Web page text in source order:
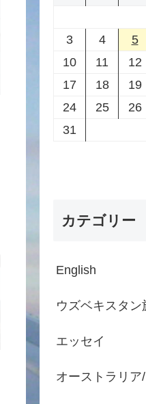
3
4 5
10
11 12
17
18 19
24
25 26
31
カテゴリー
English
ウズベキスタン
エッセイ
オーストラリ